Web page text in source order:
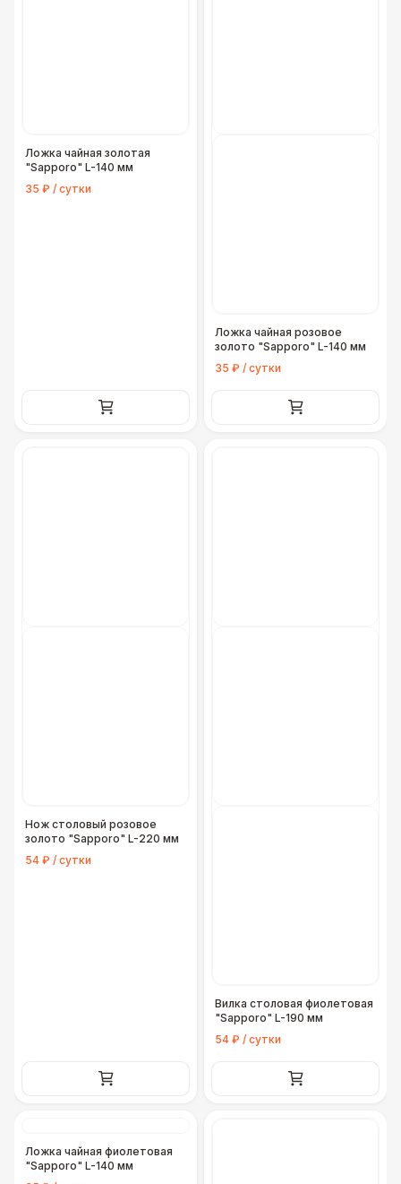
Ложка чайная золотая
"Sapporo" L-140 мм
35 ₽ / сутки
Ложка чайная розовое
золото "Sapporo" L-140 мм
35 ₽ / сутки
Нож столовый розовое
золото "Sapporo" L-220 мм
54 ₽ / сутки
Вилка столовая фиолетовая
"Sapporo" L-190 мм
54 ₽ / сутки
Ложка чайная фиолетовая
"Sapporo" L-140 мм